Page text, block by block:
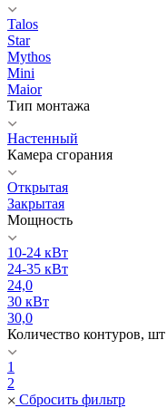
Talos
Star
Mythos
Mini
Maior
Тип монтажа
Настенный
Камера сгорания
Открытая
Закрытая
Мощность
10-24 кВт
24-35 кВт
24,0
30 кВт
30,0
Количество контуров, шт
1
2
Сбросить фильтр